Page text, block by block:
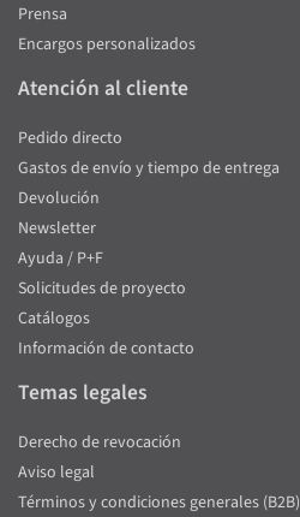
Prensa
Encargos personalizados
Atención al cliente
Pedido directo
Gastos de envío y tiempo de entrega
Devolución
Newsletter
Ayuda / P+F
Solicitudes de proyecto
Catálogos
Información de contacto
Temas legales
Derecho de revocación
Aviso legal
Términos y condiciones generales (B2B)